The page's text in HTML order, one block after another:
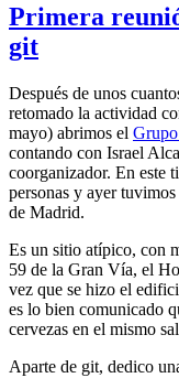
Primera
git
Después de unos
retomado la actividad
mayo) abrimos el
contando con Israel
coorganizador. En este
personas y ayer tuvimos
de Madrid.
Es un sitio atípico, con
59 de la Gran Vía, el
vez que se hizo el
es lo bien comunicado
cervezas en el mismo
Aparte de git, dedico